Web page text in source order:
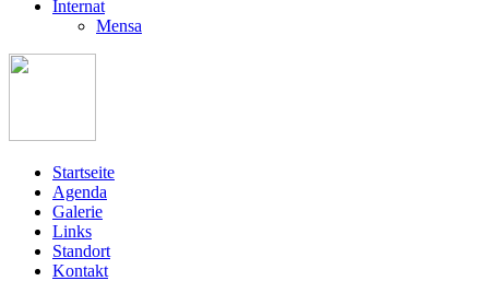
Internat
Mensa
Startseite
Agenda
Galerie
Links
Standort
Kontakt